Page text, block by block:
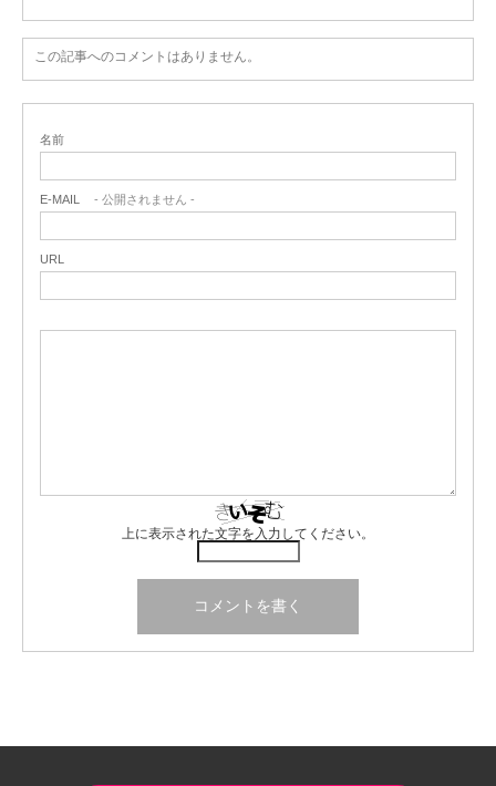
この記事へのコメントはありません。
名前
E-MAIL - 公開されません -
URL
上に表示された文字を入力してください。